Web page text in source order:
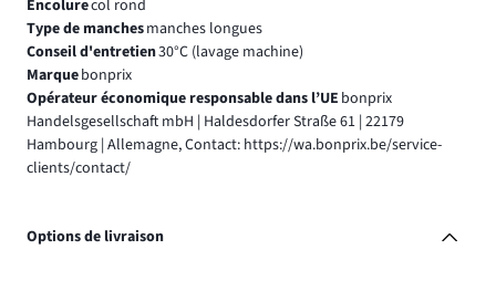
Encolurecol rond
Type de manchesmanches longues
Conseil d'entretien30°C (lavage machine)
Marquebonprix
Opérateur économique responsable dans l’UE bonprix
Handelsgesellschaft mbH | Haldesdorfer Straße 61 | 22179
Hambourg | Allemagne, Contact: https://wa.bonprix.be/service-
clients/contact/
Options de livraison